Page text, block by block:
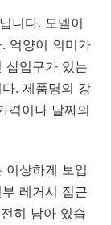
니다. 모델이
억양이 의미가
삽입구가 있는
. 제품명의 강
격이나 날짜의
이상하게 보입
레거시 접근
히 남아 있습